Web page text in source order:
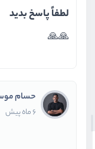
لطفاً پاسخ بدید
🙏🙏
حسام
6 ماه پیش